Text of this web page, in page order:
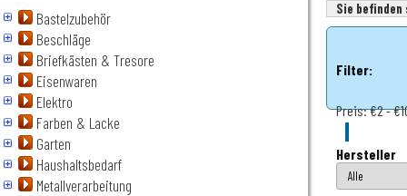
Bastelzubehör
Beschläge
Briefkästen & Tresore
Eisenwaren
Elektro
Farben & Lacke
Garten
Haushaltsbedarf
Metallverarbeitung
Sie
Filter:
Preis:€2 -
Hersteller